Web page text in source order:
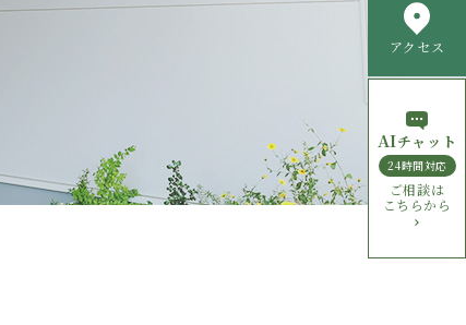
アクセス
AIチャット
24時間対応
ご相談は
こちらから